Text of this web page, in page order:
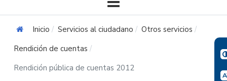
Inicio Servicios al ciudadano
Otros servicios
Rendición de cuentas
Rendición pública de cuentas 2012